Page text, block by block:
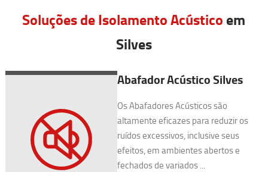
Soluções de Isolamento Acústico em
Silves
Abafador Acústico Silves
Os Abafadores Acústicos são
altamente eficazes para reduzir os
ruídos excessivos, inclusive seus
efeitos, em ambientes abertos e
fechados de variados ...